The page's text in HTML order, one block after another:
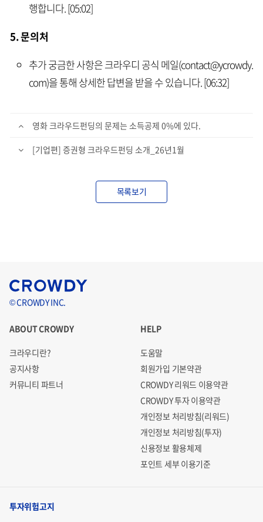
행합니다. [05:02]
5. 문의처
추가 궁금한 사항은 크라우디 공식 메일(contact@ycrowdy.
com)을 통해 상세한 답변을 받을 수 있습니다. [06:32]
영화 크라우드펀딩의 문제는 소득공제 0%에 있다.
[기업편] 증권형 크라우드펀딩 소개_26년1월
목록보기
© CROWDY INC.
ABOUT CROWDY
크라우디란?
공지사항
커뮤니티 파트너
HELP
도움말
회원가입 기본약관
CROWDY 리워드 이용약관
CROWDY 투자 이용약관
개인정보 처리방침(리워드)
개인정보 처리방침(투자)
신용정보 활용체제
포인트 세부 이용기준
투자위험고지